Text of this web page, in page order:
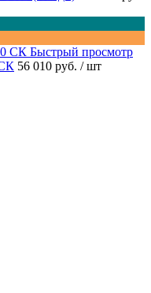
Быстрый просмотр
56 010 руб. / шт